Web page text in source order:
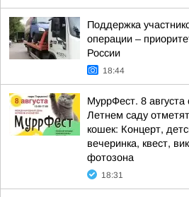
Поддержка
операции –
России
18:44
МуррФест. 8
Летнем саду
кошек: Концерт,
вечеринка, квест,
фотозона
18:31